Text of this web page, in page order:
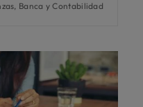
Banca y Contabilidad